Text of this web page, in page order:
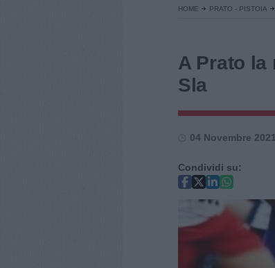
HOME PRATO - PISTOIA
A Prato la
Sla
04 Novembre
Condividi su: